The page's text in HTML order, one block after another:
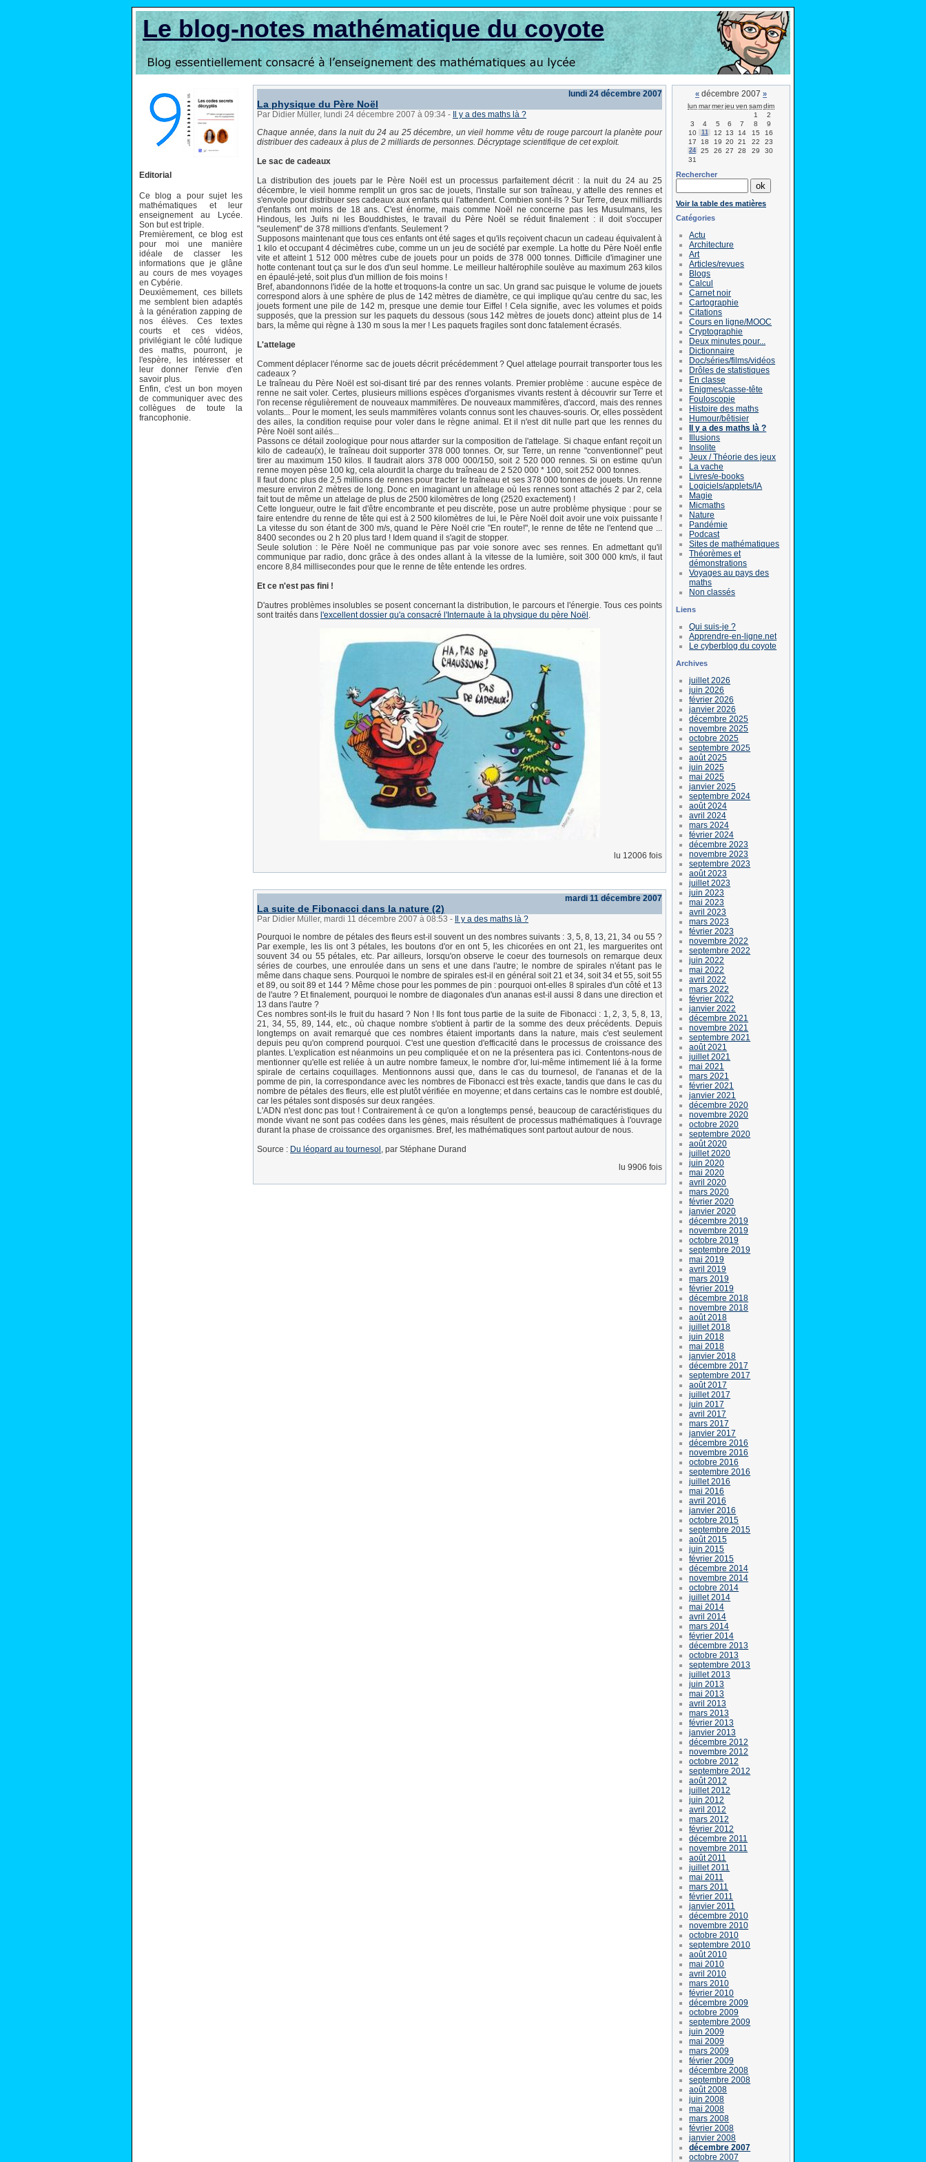
Le blog-notes mathématique du coyote
Editorial
Ce blog a pour sujet les
mathématiques et leur
enseignement au Lycée.
Son but est triple.
Premièrement, ce blog est
pour moi une manière
idéale de classer les
informations que je glâne
au cours de mes voyages
en Cybérie.
Deuxièmement, ces billets
me semblent bien adaptés
à la génération zapping de
nos élèves. Ces textes
courts et ces vidéos,
privilégiant le côté ludique
des maths, pourront, je
l'espère, les intéresser et
leur donner l'envie d'en
savoir plus.
Enfin, c'est un bon moyen
de communiquer avec des
collègues de toute la
francophonie.
lundi 24 décembre 2007
La physique du Père Noël
Par Didier Müller, lundi 24 décembre 2007 à 09:34 -
Il y a des maths là ?
Chaque année, dans la nuit du 24 au 25 décembre, un vieil homme vêtu de rouge parcourt la planète pour
distribuer des cadeaux à plus de 2 milliards de personnes. Décryptage scientifique de cet exploit.
Le sac de cadeaux
La distribution des jouets par le Père Noël est un processus parfaitement décrit : la nuit du 24 au 25
décembre, le vieil homme remplit un gros sac de jouets, l'installe sur son traîneau, y attelle des rennes et
s'envole pour distribuer ses cadeaux aux enfants qui l'attendent. Combien sont-ils ? Sur Terre, deux milliards
d'enfants ont moins de 18 ans. C'est énorme, mais comme Noël ne concerne pas les Musulmans, les
Hindous, les Juifs ni les Bouddhistes, le travail du Père Noël se réduit finalement : il doit s'occuper
"seulement" de 378 millions d'enfants. Seulement ?
Supposons maintenant que tous ces enfants ont été sages et qu'ils reçoivent chacun un cadeau équivalent à
1 kilo et occupant 4 décimètres cube, comme un un jeu de société par exemple. La hotte du Père Noël enfle
vite et atteint 1 512 000 mètres cube de jouets pour un poids de 378 000 tonnes. Difficile d'imaginer une
hotte contenant tout ça sur le dos d'un seul homme. Le meilleur haltérophile soulève au maximum 263 kilos
en épaulé-jeté, soit plus d'un million de fois moins !
Bref, abandonnons l'idée de la hotte et troquons-la contre un sac. Un grand sac puisque le volume de jouets
correspond alors à une sphère de plus de 142 mètres de diamètre, ce qui implique qu'au centre du sac, les
jouets forment une pile de 142 m, presque une demie tour Eiffel ! Cela signifie, avec les volumes et poids
supposés, que la pression sur les paquets du dessous (sous 142 mètres de jouets donc) atteint plus de 14
bars, la même qui règne à 130 m sous la mer ! Les paquets fragiles sont donc fatalement écrasés.
L'attelage
Comment déplacer l'énorme sac de jouets décrit précédemment ? Quel attelage pourrait transporter tous les
cadeaux ?
Le traîneau du Père Noël est soi-disant tiré par des rennes volants. Premier problème : aucune espèce de
renne ne sait voler. Certes, plusieurs millions espèces d'organismes vivants restent à découvrir sur Terre et
l'on recense régulièrement de nouveaux mammifères. De nouveaux mammifères, d'accord, mais des rennes
volants... Pour le moment, les seuls mammifères volants connus sont les chauves-souris. Or, elles possèdent
des ailes, la condition requise pour voler dans le règne animal. Et il n'est dit nulle part que les rennes du
Père Noël sont ailés...
Passons ce détail zoologique pour nous attarder sur la composition de l'attelage. Si chaque enfant reçoit un
kilo de cadeau(x), le traîneau doit supporter 378 000 tonnes. Or, sur Terre, un renne "conventionnel" peut
tirer au maximum 150 kilos. Il faudrait alors 378 000 000/150, soit 2 520 000 rennes. Si on estime qu'un
renne moyen pèse 100 kg, cela alourdit la charge du traîneau de 2 520 000 * 100, soit 252 000 tonnes.
Il faut donc plus de 2,5 millions de rennes pour tracter le traîneau et ses 378 000 tonnes de jouets. Un renne
mesure environ 2 mètres de long. Donc en imaginant un attelage où les rennes sont attachés 2 par 2, cela
fait tout de même un attelage de plus de 2500 kilomètres de long (2520 exactement) !
Cette longueur, outre le fait d'être encombrante et peu discrète, pose un autre problème physique : pour se
faire entendre du renne de tête qui est à 2 500 kilomètres de lui, le Père Noël doit avoir une voix puissante !
La vitesse du son étant de 300 m/s, quand le Père Noël crie "En route!", le renne de tête ne l'entend que ...
8400 secondes ou 2 h 20 plus tard ! Idem quand il s'agit de stopper.
Seule solution : le Père Noël ne communique pas par voie sonore avec ses rennes. En admettant qu'il
communique par radio, donc grâce à des ondes allant à la vitesse de la lumière, soit 300 000 km/s, il faut
encore 8,84 millisecondes pour que le renne de tête entende les ordres.
Et ce n'est pas fini !
D'autres problèmes insolubles se posent concernant la distribution, le parcours et l'énergie. Tous ces points
sont traités dans l'excellent dossier qu'a consacré l'Internaute à la physique du père Noël .
lu 12006 fois
mardi 11 décembre 2007
La suite de Fibonacci dans la nature (2)
Par Didier Müller, mardi 11 décembre 2007 à 08:53 -
Il y a des maths là ?
Pourquoi le nombre de pétales des fleurs est-il souvent un des nombres suivants : 3, 5, 8, 13, 21, 34 ou 55 ?
Par exemple, les lis ont 3 pétales, les boutons d'or en ont 5, les chicorées en ont 21, les marguerites ont
souvent 34 ou 55 pétales, etc. Par ailleurs, lorsqu'on observe le coeur des tournesols on remarque deux
séries de courbes, une enroulée dans un sens et une dans l'autre; le nombre de spirales n'étant pas le
même dans chaque sens. Pourquoi le nombre de spirales est-il en général soit 21 et 34, soit 34 et 55, soit 55
et 89, ou soit 89 et 144 ? Même chose pour les pommes de pin : pourquoi ont-elles 8 spirales d'un côté et 13
de l'autre ? Et finalement, pourquoi le nombre de diagonales d'un ananas est-il aussi 8 dans une direction et
13 dans l'autre ?
Ces nombres sont-ils le fruit du hasard ? Non ! Ils font tous partie de la suite de Fibonacci : 1, 2, 3, 5, 8, 13,
21, 34, 55, 89, 144, etc., où chaque nombre s'obtient à partir de la somme des deux précédents. Depuis
longtemps on avait remarqué que ces nombres étaient importants dans la nature, mais c'est seulement
depuis peu qu'on comprend pourquoi. C'est une question d'efficacité dans le processus de croissance des
plantes. L'explication est néanmoins un peu compliquée et on ne la présentera pas ici. Contentons-nous de
mentionner qu'elle est reliée à un autre nombre fameux, le nombre d'or, lui-même intimement lié à la forme
spirale de certains coquillages. Mentionnons aussi que, dans le cas du tournesol, de l'ananas et de la
pomme de pin, la correspondance avec les nombres de Fibonacci est très exacte, tandis que dans le cas du
nombre de pétales des fleurs, elle est plutôt vérifiée en moyenne; et dans certains cas le nombre est doublé,
car les pétales sont disposés sur deux rangées.
L'ADN n'est donc pas tout ! Contrairement à ce qu'on a longtemps pensé, beaucoup de caractéristiques du
monde vivant ne sont pas codées dans les gènes, mais résultent de processus mathématiques à l'ouvrage
durant la phase de croissance des organismes. Bref, les mathématiques sont partout autour de nous.
Source : Du léopard au tournesol , par Stéphane Durand
lu 9906 fois
« décembre 2007 »
lun marmerjeu ven samdim
1
2
3
4 5 6 7 8
9
10
11 12 13 14 15
16
17
18 19 20 21 22 23
24 25 26 27 28 29
30
31
Rechercher
Voir la table des matières
Catégories
Actu
Architecture
Art
Articles/revues
Blogs
Calcul
Carnet noir
Cartographie
Citations
Cours en ligne/MOOC
Cryptographie
Deux minutes pour...
Dictionnaire
Doc/séries/films/vidéos
Drôles de statistiques
En classe
Enigmes/casse-tête
Fouloscopie
Histoire des maths
Humour/bêtisier
Il y a des maths là ?
Illusions
Insolite
Jeux / Théorie des jeux
La vache
Livres/e-books
Logiciels/applets/IA
Magie
Micmaths
Nature
Pandémie
Podcast
Sites de mathématiques
Théorèmes et
démonstrations
Voyages au pays des
maths
Non classés
Liens
Qui suis-je ?
Apprendre-en-ligne.net
Le cyberblog du coyote
Archives
juillet 2026
juin 2026
février 2026
janvier 2026
décembre 2025
novembre 2025
octobre 2025
septembre 2025
août 2025
juin 2025
mai 2025
janvier 2025
septembre 2024
août 2024
avril 2024
mars 2024
février 2024
décembre 2023
novembre 2023
septembre 2023
août 2023
juillet 2023
juin 2023
mai 2023
avril 2023
mars 2023
février 2023
novembre 2022
septembre 2022
juin 2022
mai 2022
avril 2022
mars 2022
février 2022
janvier 2022
décembre 2021
novembre 2021
septembre 2021
août 2021
juillet 2021
mai 2021
mars 2021
février 2021
janvier 2021
décembre 2020
novembre 2020
octobre 2020
septembre 2020
août 2020
juillet 2020
juin 2020
mai 2020
avril 2020
mars 2020
février 2020
janvier 2020
décembre 2019
novembre 2019
octobre 2019
septembre 2019
mai 2019
avril 2019
mars 2019
février 2019
décembre 2018
novembre 2018
août 2018
juillet 2018
juin 2018
mai 2018
janvier 2018
décembre 2017
septembre 2017
août 2017
juillet 2017
juin 2017
avril 2017
mars 2017
janvier 2017
décembre 2016
novembre 2016
octobre 2016
septembre 2016
juillet 2016
mai 2016
avril 2016
janvier 2016
octobre 2015
septembre 2015
août 2015
juin 2015
février 2015
décembre 2014
novembre 2014
octobre 2014
juillet 2014
mai 2014
avril 2014
mars 2014
février 2014
décembre 2013
octobre 2013
septembre 2013
juillet 2013
juin 2013
mai 2013
avril 2013
mars 2013
février 2013
janvier 2013
décembre 2012
novembre 2012
octobre 2012
septembre 2012
août 2012
juillet 2012
juin 2012
avril 2012
mars 2012
février 2012
décembre 2011
novembre 2011
août 2011
juillet 2011
mai 2011
mars 2011
février 2011
janvier 2011
décembre 2010
novembre 2010
octobre 2010
septembre 2010
août 2010
mai 2010
avril 2010
mars 2010
février 2010
décembre 2009
octobre 2009
septembre 2009
juin 2009
mai 2009
mars 2009
février 2009
décembre 2008
septembre 2008
août 2008
juin 2008
mai 2008
mars 2008
février 2008
janvier 2008
décembre 2007
octobre 2007